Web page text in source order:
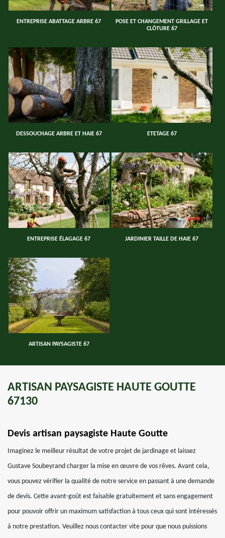
ENTREPRISE ABATTAGE ARBRE 67
POSE ET CHANGEMENT GRILLAGE ET
CLÔTURE 67
DESSOUCHAGE ARBRE ET HAIE 67 ETETAGE 67
ENTREPRISE ÉLAGAGE 67 JARDINIER TAILLE DE HAIE 67
ARTISAN PAYSAGISTE 67
ARTISAN PAYSAGISTE HAUTE GOUTTE
67130
Devis artisan paysagiste Haute Goutte
Imaginez le meilleur résultat de votre projet de jardinage et laissez
Gustave Soubeyrand charger la mise en œuvre de vos rêves. Avant cela,
vous pouvez vérifier la qualité de notre service en passant à une demande
de devis. Cette avant-goût est faisable gratuitement et sans engagement
pour pouvoir offrir un maximum satisfaction à tous ceux qui sont intéressés
à notre prestation. Veuillez nous contacter vite pour que nous puissions